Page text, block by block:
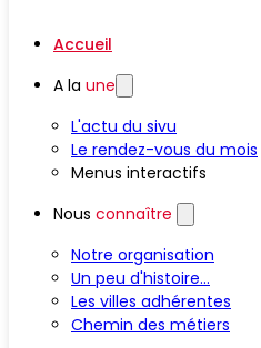
Accueil
A la une
L'actu du sivu
Le rendez-vous du mois
Menus interactifs
Nous connaître
Notre organisation
Un peu d'histoire...
Les villes adhérentes
Chemin des métiers